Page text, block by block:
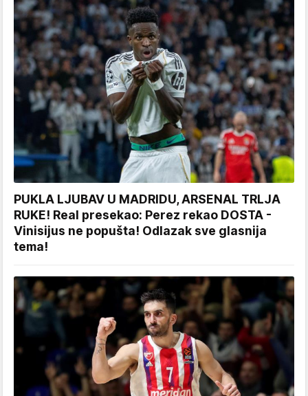
PUKLA LJUBAV U MADRIDU, ARSENAL TRLJA
RUKE! Real presekao: Perez rekao DOSTA -
Vinisijus ne popušta! Odlazak sve glasnija
tema!